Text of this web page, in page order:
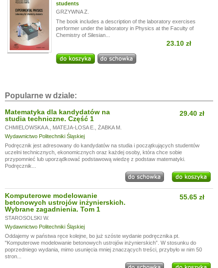
students
GRZYWNA Z.
The book includes a description of the laboratory exercises
performer under the laboratory in Physics at the Faculty of
Chemistry of Silesian...
23.10 zł
Popularne w dziale:
Matematyka dla kandydatów na
studia techniczne. Część 1
CHMIELOWSKA A. MATEJA-LOSA E.
ŻABKA M.
Wydawnictwo Politechniki Śląskiej
29.40 zł
Podręcznik jest adresowany do kandydatów na studia i początkujących studentów
uczelni technicznych, ekonomicznych oraz każdej osoby, która chce sobie
przypomnieć lub uporządkować podstawową wiedzę z podstaw matematyki.
Podręcznik...
Komputerowe modelowanie
betonowych ustrojów inżynierskich.
Wybrane zagadnienia. Tom 1
STAROSOLSKI W.
Wydawnictwo Politechniki Śląskiej
55.65 zł
Oddajemy w państwa ręce kolejne, bo już szóste wydanie podręcznika pt.
"Komputerowe modelowanie betonowych ustrojów inżynierskich”. W stosunku do
poprzedniego wydania, mimo usunięcia mniej znaczących treści, przybyło w nim 50
stron...